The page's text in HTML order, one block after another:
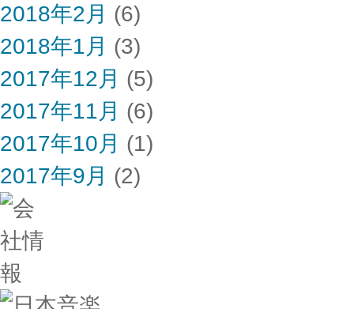
2018年2月 (6)
2018年1月 (3)
2017年12月 (5)
2017年11月 (6)
2017年10月 (1)
2017年9月 (2)